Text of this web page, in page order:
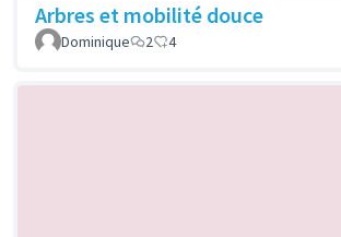
Arbres et mobilité douce
Dominique 2 4